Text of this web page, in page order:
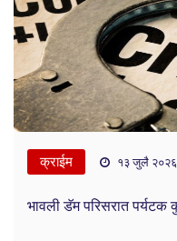
क्राईम १३ जुलै २०२६
भावली डॅम परिसरात पर्यटक